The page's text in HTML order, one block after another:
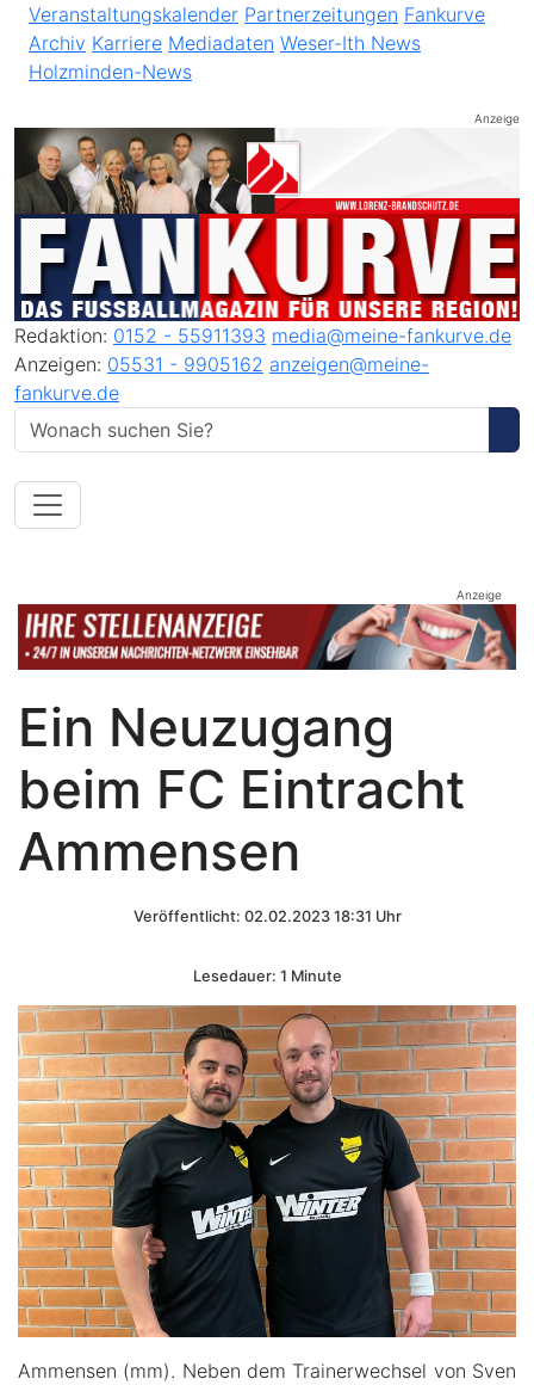
Veranstaltungskalender Partnerzeitungen Fankurve
Archiv Karriere Mediadaten Weser-Ith News
Holzminden-News
Anzeige
Redaktion: 0152 - 55911393 media@meine-fankurve.de
Anzeigen: 05531 - 9905162 anzeigen@meine-
fankurve.de
Anzeige
Ein Neuzugang
beim FC Eintracht
Ammensen
Veröffentlicht: 02.02.2023 18:31 Uhr
Lesedauer: 1 Minute
Ammensen (mm). Neben dem Trainerwechsel von Sven